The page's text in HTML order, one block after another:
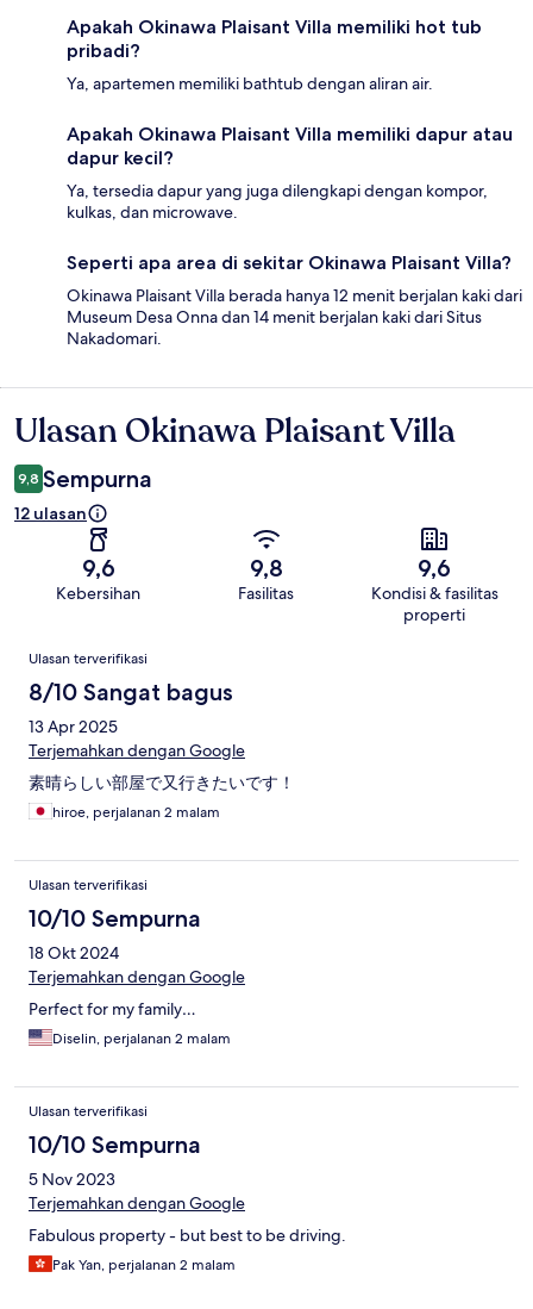
Apakah Okinawa Plaisant Villa memiliki hot tub
pribadi?
Ya, apartemen memiliki bathtub dengan aliran air.
Apakah Okinawa Plaisant Villa memiliki dapur atau
dapur kecil?
Ya, tersedia dapur yang juga dilengkapi dengan kompor,
kulkas, dan microwave.
Seperti apa area di sekitar Okinawa Plaisant Villa?
Okinawa Plaisant Villa berada hanya 12 menit berjalan kaki dari
Museum Desa Onna dan 14 menit berjalan kaki dari Situs
Nakadomari.
Ulasan
Ulasan Okinawa Plaisant Villa
9,8 Sempurna
12 ulasan
9,6
Kebersihan
9,8
Fasilitas
9,6
Kondisi & fasilitas
properti
Ulasan
Ulasan terverifikasi
8/10 Sangat bagus
13 Apr 2025
Terjemahkan dengan Google
素晴らしい部屋で又行きたいです！
hiroe, perjalanan 2 malam
Ulasan terverifikasi
10/10 Sempurna
18 Okt 2024
Terjemahkan dengan Google
Perfect for my family…
Diselin, perjalanan 2 malam
Ulasan terverifikasi
10/10 Sempurna
5 Nov 2023
Terjemahkan dengan Google
Fabulous property - but best to be driving.
Pak Yan, perjalanan 2 malam